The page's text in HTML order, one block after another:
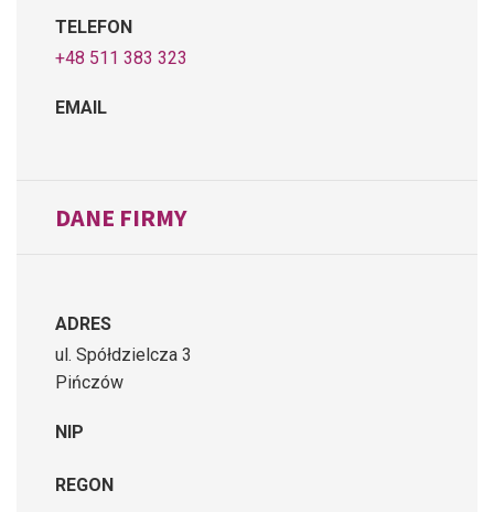
TELEFON
+48 511 383 323
EMAIL
DANE FIRMY
ADRES
ul. Spółdzielcza 3
Pińczów
NIP
REGON